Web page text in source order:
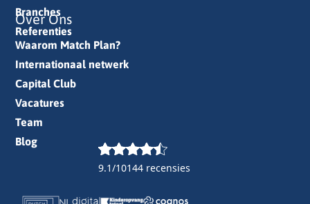
9.1/10144 recensies
Branches
Referenties
Over Ons
Waarom Match Plan?
Internationaal netwerk
Capital Club
Vacatures
Team
Blog